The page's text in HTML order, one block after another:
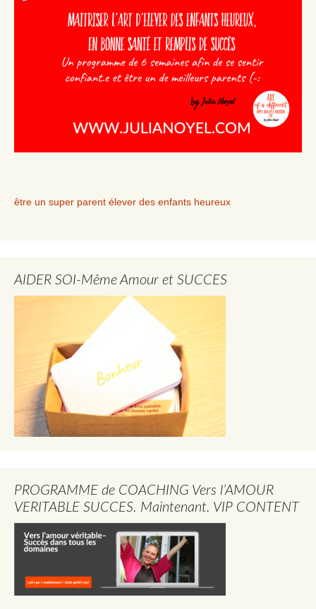
être un super parent élever des enfants heureux
AIDER SOI-Même Amour et SUCCES
PROGRAMME de COACHING Vers l’AMOUR
VERITABLE SUCCES. Maintenant. VIP CONTENT